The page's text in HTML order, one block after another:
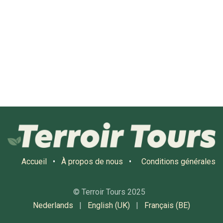
Accueil • À propos de nous • Conditions générales
© Terroir Tours 2025
Nederlands
| English (UK) | Français (BE)